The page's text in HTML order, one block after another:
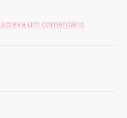
um comentário